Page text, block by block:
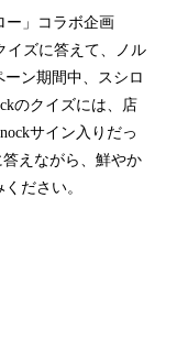
ー」コラボ企画
イズに答えて、ノル
ン期間中、スシロ
のクイズには、店
サイン入りだっ
えながら、鮮やか
ださい。